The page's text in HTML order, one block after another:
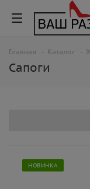
Главная - Каталог -
Сапоги
НОВИНКА